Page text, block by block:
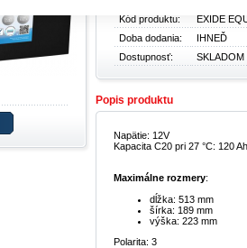
Kód produktu:
EXIDE
Doba dodania:
IHNEĎ
Dostupnosť:
SKLADOM
Popis produktu
Napätie: 12V
Kapacita C20 pri 27 °C: 120 Ah
Maximálne rozmery:
dĺžka: 513 mm
šírka: 189 mm
výška: 223 mm
Polarita: 3